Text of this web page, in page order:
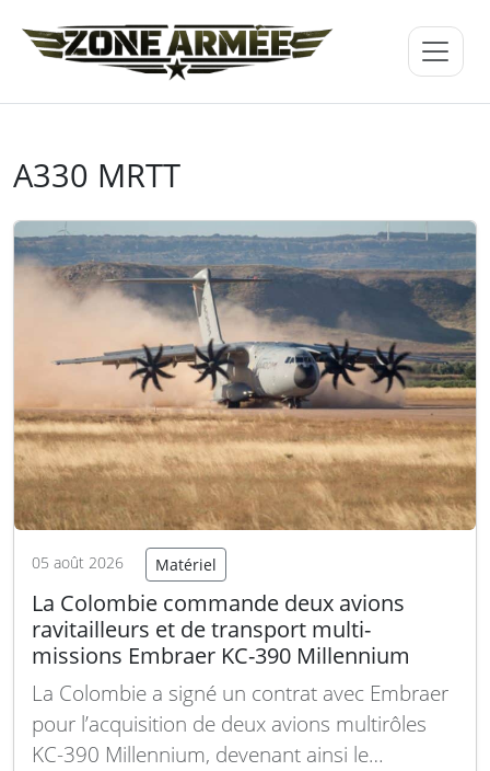
A330 MRTT
05 août 2026 Matériel
La Colombie commande deux avions
ravitailleurs et de transport multi-
missions Embraer KC-390 Millennium
La Colombie a signé un contrat avec Embraer
pour l’acquisition de deux avions multirôles
KC-390 Millennium, devenant ainsi le